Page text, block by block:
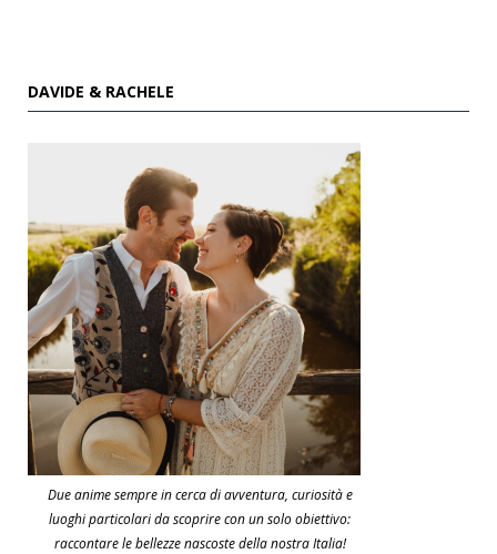
DAVIDE & RACHELE
Due anime sempre in cerca di avventura, curiosità e
luoghi particolari da scoprire con un solo obiettivo:
raccontare le bellezze nascoste della nostra Italia!